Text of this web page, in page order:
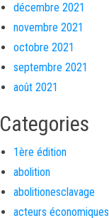
décembre 2021
novembre 2021
octobre 2021
septembre 2021
août 2021
Categories
1ère édition
abolition
abolitionesclavage
acteurs économiques